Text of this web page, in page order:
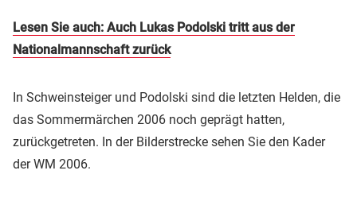
Lesen Sie auch: Auch Lukas Podolski tritt aus der
Nationalmannschaft zurück
In Schweinsteiger und Podolski sind die letzten Helden, die
das Sommermärchen 2006 noch geprägt hatten,
zurückgetreten. In der Bilderstrecke sehen Sie den Kader
der WM 2006.